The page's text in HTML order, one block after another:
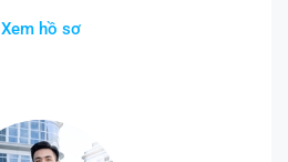
Xem hồ sơ